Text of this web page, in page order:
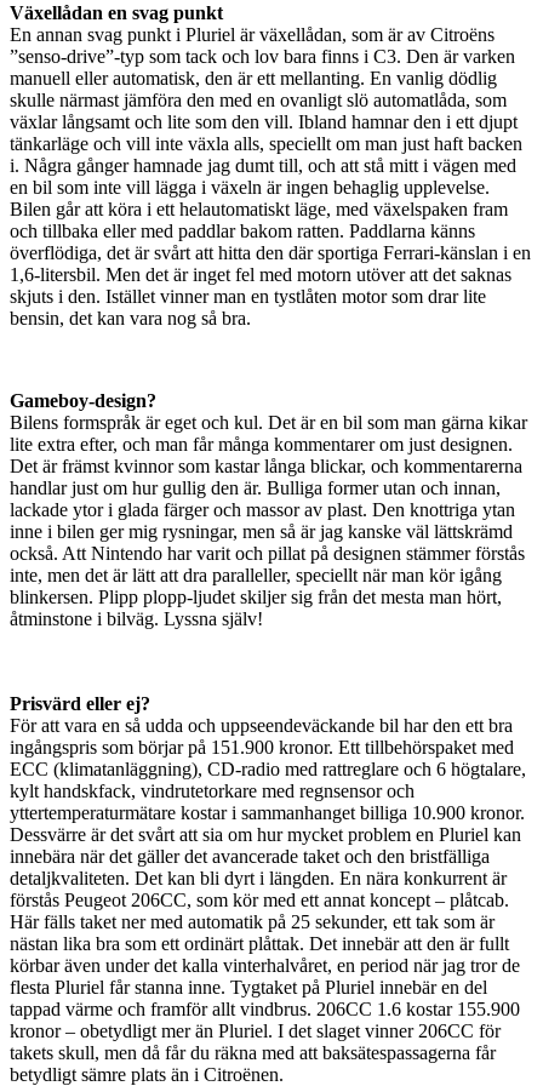
Växellådan en svag punkt
En annan svag punkt i Pluriel är växellådan, som är av Citroëns
”senso-drive”-typ som tack och lov bara finns i C3. Den är varken
manuell eller automatisk, den är ett mellanting. En vanlig dödlig
skulle närmast jämföra den med en ovanligt slö automatlåda, som
växlar långsamt och lite som den vill. Ibland hamnar den i ett djupt
tänkarläge och vill inte växla alls, speciellt om man just haft backen
i. Några gånger hamnade jag dumt till, och att stå mitt i vägen med
en bil som inte vill lägga i växeln är ingen behaglig upplevelse.
Bilen går att köra i ett helautomatiskt läge, med växelspaken fram
och tillbaka eller med paddlar bakom ratten. Paddlarna känns
överflödiga, det är svårt att hitta den där sportiga Ferrari-känslan i en
1,6-litersbil. Men det är inget fel med motorn utöver att det saknas
skjuts i den. Istället vinner man en tystlåten motor som drar lite
bensin, det kan vara nog så bra.
Gameboy-design?
Bilens formspråk är eget och kul. Det är en bil som man gärna kikar
lite extra efter, och man får många kommentarer om just designen.
Det är främst kvinnor som kastar långa blickar, och kommentarerna
handlar just om hur gullig den är. Bulliga former utan och innan,
lackade ytor i glada färger och massor av plast. Den knottriga ytan
inne i bilen ger mig rysningar, men så är jag kanske väl lättskrämd
också. Att Nintendo har varit och pillat på designen stämmer förstås
inte, men det är lätt att dra paralleller, speciellt när man kör igång
blinkersen. Plipp plopp-ljudet skiljer sig från det mesta man hört,
åtminstone i bilväg. Lyssna själv!
Prisvärd eller ej?
För att vara en så udda och uppseendeväckande bil har den ett bra
ingångspris som börjar på 151.900 kronor. Ett tillbehörspaket med
ECC (klimatanläggning), CD-radio med rattreglare och 6 högtalare,
kylt handskfack, vindrutetorkare med regnsensor och
yttertemperaturmätare kostar i sammanhanget billiga 10.900 kronor.
Dessvärre är det svårt att sia om hur mycket problem en Pluriel kan
innebära när det gäller det avancerade taket och den bristfälliga
detaljkvaliteten. Det kan bli dyrt i längden. En nära konkurrent är
förstås Peugeot 206CC, som kör med ett annat koncept – plåtcab.
Här fälls taket ner med automatik på 25 sekunder, ett tak som är
nästan lika bra som ett ordinärt plåttak. Det innebär att den är fullt
körbar även under det kalla vinterhalvåret, en period när jag tror de
flesta Pluriel får stanna inne. Tygtaket på Pluriel innebär en del
tappad värme och framför allt vindbrus. 206CC 1.6 kostar 155.900
kronor – obetydligt mer än Pluriel. I det slaget vinner 206CC för
takets skull, men då får du räkna med att baksätespassagerna får
betydligt sämre plats än i Citroënen.